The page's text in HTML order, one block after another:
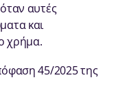
αυτές
και
χρήμα.
45/2025 της